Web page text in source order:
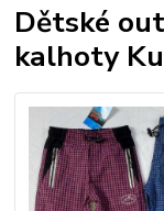
Dětské
kalhoty